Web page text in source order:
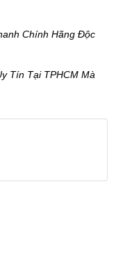
Chính Hãng Độc
Tín Tại TPHCM Mà